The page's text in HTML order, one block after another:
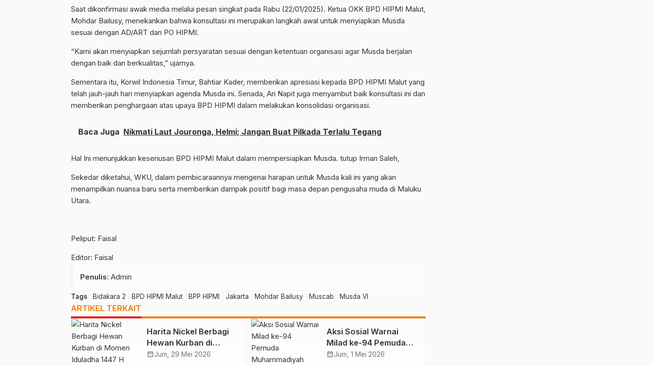
Saat dikonfirmasi awak media melalui pesan singkat pada Rabu (22/01/2025). Ketua OKK BPD HIPMI Malut,
Mohdar Bailusy, menekankan bahwa konsultasi ini merupakan langkah awal untuk menyiapkan Musda
sesuai dengan AD/ART dan PO HIPMI.
“Kami akan menyiapkan sejumlah persyaratan sesuai dengan ketentuan organisasi agar Musda berjalan
dengan baik dan berkualitas,” ujarnya.
Sementara itu, Korwil Indonesia Timur, Bahtiar Kader, memberikan apresiasi kepada BPD HIPMI Malut yang
telah jauh-jauh hari menyiapkan agenda Musda ini. Senada, Ari Napit juga menyambut baik konsultasi ini dan
memberikan penghargaan atas upaya BPD HIPMI dalam melakukan konsolidasi organisasi.
Baca Juga Nikmati Laut Jouronga, Helmi; Jangan Buat Pilkada Terlalu Tegang
Hal Ini menunjukkan keseriusan BPD HIPMI Malut dalam mempersiapkan Musda. tutup Irman Saleh,
Sekedar diketahui, WKU, dalam pembicaraannya mengenai harapan untuk Musda kali ini yang akan
menampilkan nuansa baru serta memberikan dampak positif bagi masa depan pengusaha muda di Maluku
Utara.
Peliput: Faisal
Editor: Faisal
Penulis: Admin
Tags Bidakara 2 BPD HIPMI Malut BPP HIPMI Jakarta Mohdar Bailusy Muscab Musda VI
ARTIKEL TERKAIT
Harita Nickel Berbagi
Hewan Kurban di
Momen Iduladha 1447
calendar_monthJum, 29 Mei 2026
Aksi Sosial Warnai
Milad ke-94 Pemuda
Muhammadiyah Malut
calendar_monthJum, 1 Mei 2026